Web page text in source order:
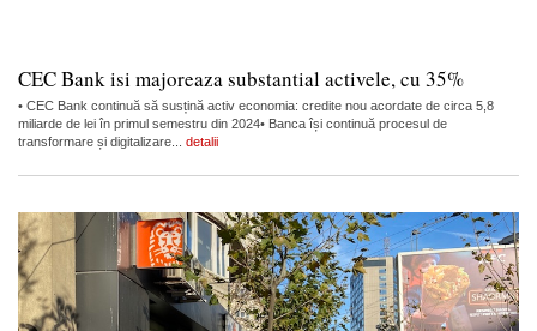
CEC Bank isi majoreaza substantial activele, cu 35%
• CEC Bank continuă să susțină activ economia: credite nou acordate de circa 5,8
miliarde de lei în primul semestru din 2024• Banca își continuă procesul de
transformare și digitalizare... detalii